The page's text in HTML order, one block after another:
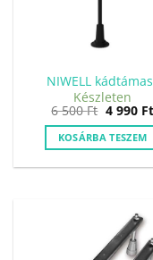
NIWELL
Készleten
6 500Ft Original
price
was:
6
500 Ft.
4 990 Ft
KOSÁRBA TESZEM